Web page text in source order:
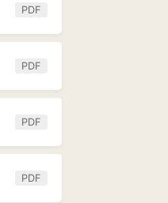
PDF
PDF
PDF
PDF